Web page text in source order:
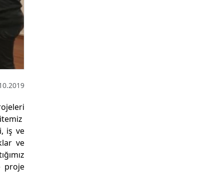
iş ve
ve
proje